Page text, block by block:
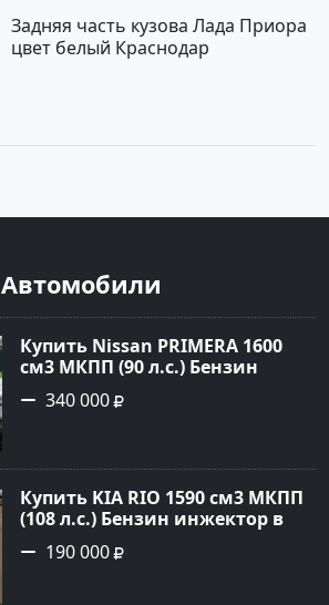
Задняя часть кузова Лада Приора
цвет белый Краснодар
Автомобили
Купить Nissan PRIMERA 1600
см3 МКПП (90 л.с.) Бензин
инжектор в Петровская: цвет
Зеленый Седан 1994 года по
Авторынок23
340 000
Купить KIA RIO 1590 см3 МКПП
(108 л.с.) Бензин инжектор в
Краснодар: цвет серебристый
Седан 2004 года по цене 190000
190 000